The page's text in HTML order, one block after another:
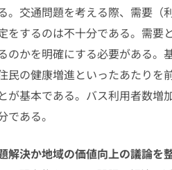
。交通問題を考える際、需要（
をするのは不十分である。需要
のかを明確にする必要がある。
民の健康増進といったあたり
が基本である。バス利用者数増
である。
解決か地域の価値向上の議論を